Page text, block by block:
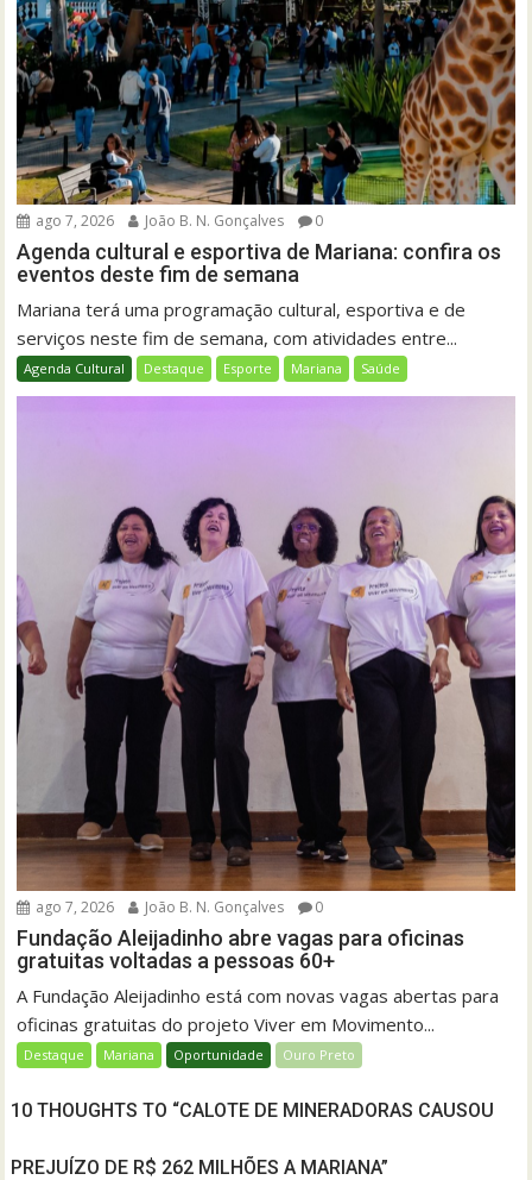
ago 7, 2026 João B. N. Gonçalves 0
Agenda cultural e esportiva de Mariana: confira os
eventos deste fim de semana
Mariana terá uma programação cultural, esportiva e de
serviços neste fim de semana, com atividades entre...
Agenda Cultural Destaque Esporte Mariana Saúde
ago 7, 2026 João B. N. Gonçalves 0
Fundação Aleijadinho abre vagas para oficinas
gratuitas voltadas a pessoas 60+
A Fundação Aleijadinho está com novas vagas abertas para
oficinas gratuitas do projeto Viver em Movimento...
Destaque Mariana Oportunidade Ouro Preto
10 THOUGHTS TO “CALOTE DE MINERADORAS CAUSOU
PREJUÍZO DE R$ 262 MILHÕES A MARIANA”